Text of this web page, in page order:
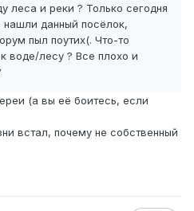
леса и реки ? Только сегодня
нашли данный посёлок,
пыл поутих(. Что-то
воде/лесу ? Все плохо и
(а вы её боитесь, если
встал, почему не собственный